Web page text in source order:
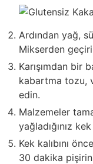
Ardından yağ,
Mikserden
Karışımdan bir
kabartma tozu,
edin.
Malzemeler
yağladığınız
Kek kalıbını
30 dakika